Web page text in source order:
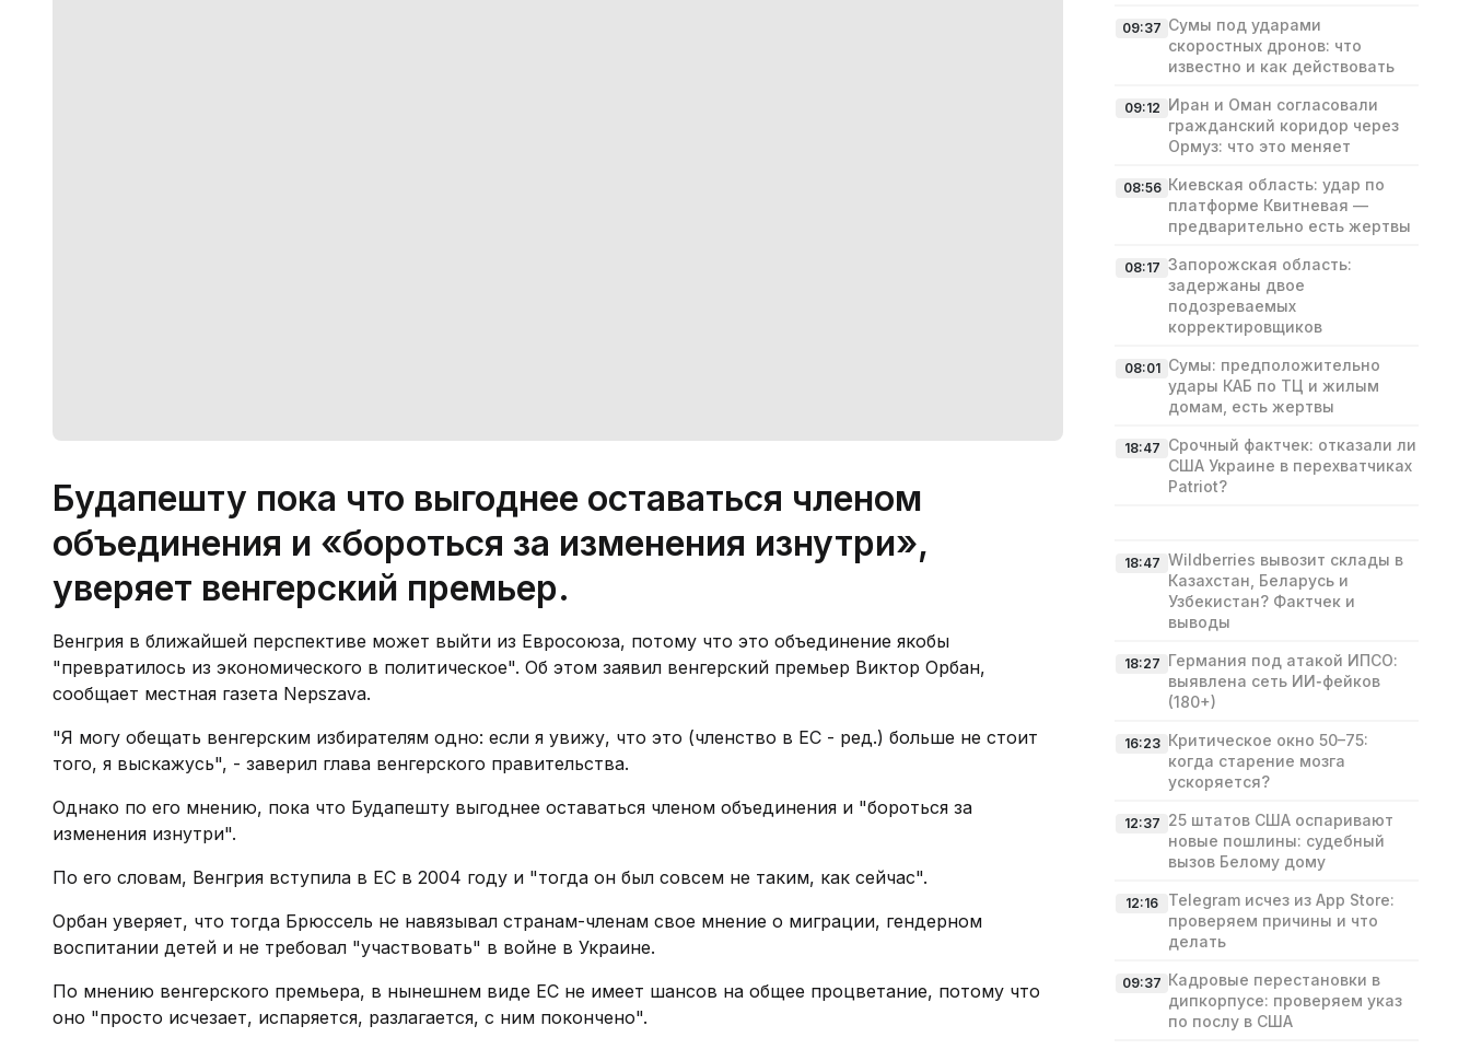
Будапешту пока что выгоднее оставаться членом
объединения и «бороться за изменения изнутри»,
уверяет венгерский премьер.
Венгрия в ближайшей перспективе может выйти из Евросоюза, потому что это объединение якобы
"превратилось из экономического в политическое". Об этом заявил венгерский премьер Виктор Орбан,
сообщает местная газета Nepszava.
"Я могу обещать венгерским избирателям одно: если я увижу, что это (членство в ЕС - ред.) больше не стоит
того, я выскажусь", - заверил глава венгерского правительства.
Однако по его мнению, пока что Будапешту выгоднее оставаться членом объединения и "бороться за
изменения изнутри".
По его словам, Венгрия вступила в ЕС в 2004 году и "тогда он был совсем не таким, как сейчас".
Орбан уверяет, что тогда Брюссель не навязывал странам-членам свое мнение о миграции, гендерном
воспитании детей и не требовал "участвовать" в войне в Украине.
По мнению венгерского премьера, в нынешнем виде ЕС не имеет шансов на общее процветание, потому что
оно "просто исчезает, испаряется, разлагается, с ним покончено".
09:37 Сумы под ударами
скоростных дронов: что
известно и как действовать
09:12 Иран и Оман согласовали
гражданский коридор через
Ормуз: что это меняет
08:56 Киевская область: удар по
платформе Квитневая —
предварительно есть жертвы
08:17 Запорожская область:
задержаны двое
подозреваемых
корректировщиков
08:01 Сумы: предположительно
удары КАБ по ТЦ и жилым
домам, есть жертвы
18:47 Срочный фактчек: отказали ли
США Украине в перехватчиках
Patriot?
18:47 Wildberries вывозит склады в
Казахстан, Беларусь и
Узбекистан? Фактчек и
выводы
18:27 Германия под атакой ИПСО:
выявлена сеть ИИ‑фейков
(180+)
16:23 Критическое окно 50–75:
когда старение мозга
ускоряется?
12:37 25 штатов США оспаривают
новые пошлины: судебный
вызов Белому дому
12:16
Telegram исчез из App Store:
проверяем причины и что
делать
09:37 Кадровые перестановки в
дипкорпусе: проверяем указ
по послу в США